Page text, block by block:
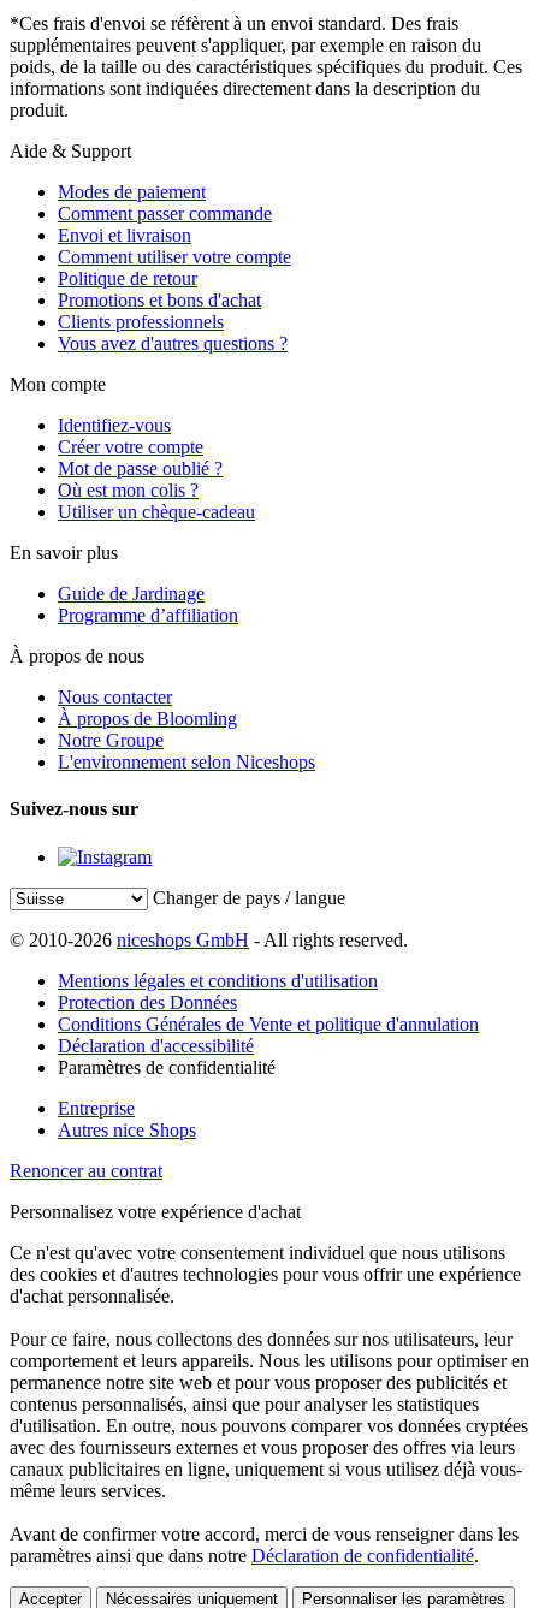
*Ces frais d'envoi se réfèrent à un envoi standard. Des frais
supplémentaires peuvent s'appliquer, par exemple en raison du
poids, de la taille ou des caractéristiques spécifiques du produit. Ces
informations sont indiquées directement dans la description du
produit.
Aide & Support
Modes de paiement
Comment passer commande
Envoi et livraison
Comment utiliser votre compte
Politique de retour
Promotions et bons d'achat
Clients professionnels
Vous avez d'autres questions ?
Mon compte
Identifiez-vous
Créer votre compte
Mot de passe oublié ?
Où est mon colis ?
Utiliser un chèque-cadeau
En savoir plus
Guide de Jardinage
Programme d’affiliation
À propos de nous
Nous contacter
À propos de Bloomling
Notre Groupe
L'environnement selon Niceshops
Suivez-nous sur
Changer de pays / langue
© 2010-2026 niceshops GmbH - All rights reserved.
Mentions légales et conditions d'utilisation
Protection des Données
Conditions Générales de Vente et politique d'annulation
Déclaration d'accessibilité
Paramètres de confidentialité
Entreprise
Autres nice Shops
Renoncer au contrat
Personnalisez votre expérience d'achat
Ce n'est qu'avec votre consentement individuel que nous utilisons
des cookies et d'autres technologies pour vous offrir une expérience
d'achat personnalisée.
Pour ce faire, nous collectons des données sur nos utilisateurs, leur
comportement et leurs appareils. Nous les utilisons pour optimiser en
permanence notre site web et pour vous proposer des publicités et
contenus personnalisés, ainsi que pour analyser les statistiques
d'utilisation. En outre, nous pouvons comparer vos données cryptées
avec des fournisseurs externes et vous proposer des offres via leurs
canaux publicitaires en ligne, uniquement si vous utilisez déjà vous-
même leurs services.
Avant de confirmer votre accord, merci de vous renseigner dans les
paramètres ainsi que dans notre Déclaration de confidentialité.
Accepter Nécessaires uniquement Personnaliser les paramètres